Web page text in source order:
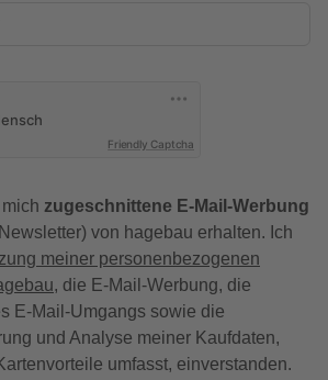
Friendly Captcha
zugeschnittene E-Mail-Werbung
von hagebau erhalten. Ich
meiner personenbezogenen
, die E-Mail-Werbung, die
E-Mail-Umgangs sowie die
und Analyse meiner Kaufdaten,
umfasst, einverstanden.